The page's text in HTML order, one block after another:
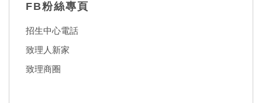
FB粉絲專頁
招生中心電話
致理人新家
致理商圈